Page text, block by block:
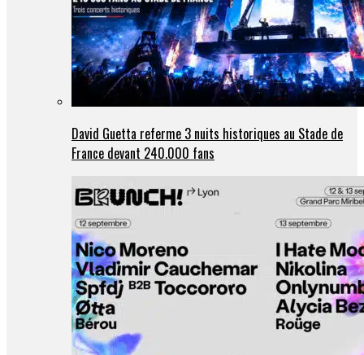
David Guetta referme 3 nuits historiques au Stade de
France devant 240.000 fans